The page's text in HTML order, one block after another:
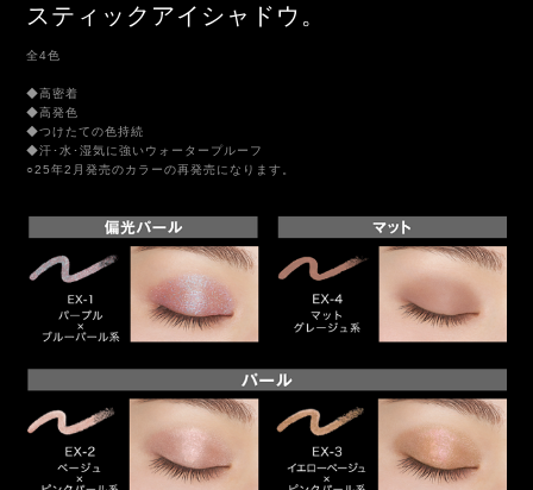
スティックアイシャドウ。
全4色
◆高密着
◆高発色
◆つけたての色持続
◆汗･水･湿気に強いウォータープルーフ
○25年2月発売のカラーの再発売になります。